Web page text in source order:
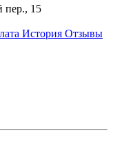
пер., 15
История Отзывы